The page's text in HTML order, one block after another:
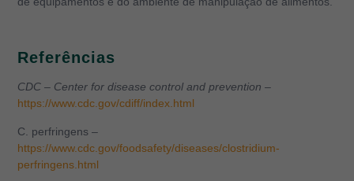
Referências
CDC – Center for disease control and prevention –
https://www.cdc.gov/cdiff/index.html
C. perfringens –
https://www.cdc.gov/foodsafety/diseases/clostridium-
perfringens.html